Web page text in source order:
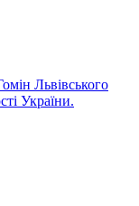
Львівського
України.